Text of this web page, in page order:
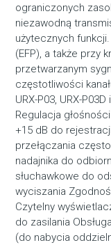
ograniczonych
niezawodną
użytecznych
(EFP), a także przy
przetwarzanym
częstotliwości
URX-P03, URX-
Regulacja
+15 dB do
przełączania
nadajnika do
słuchawkowe do
wyciszania
Czytelny
do zasilania
(do nabycia